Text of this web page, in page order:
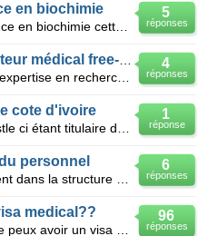
5
réponses
en biochimie
4
réponses
1
réponse
cote d'ivoire
6
réponses
personnel
96
réponses
medical??